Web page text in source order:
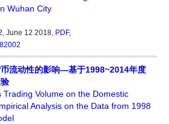
Wuhan City
, June 12 2018, PDF,
流动性的影响—基于1998~2014年度
Volume on the Domestic
Analysis on the Data from 1998